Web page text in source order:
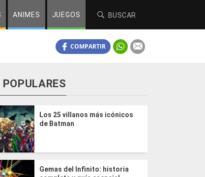
ANIMES JUEGOS
COMPARTIR
Los 25 villanos más icónicos
de Batman
Gemas del Infinito: historia